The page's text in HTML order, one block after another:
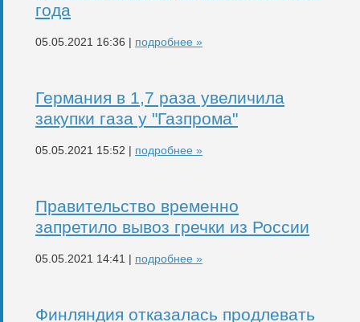
года
05.05.2021 16:36 | подробнее »
Германия в 1,7 раза увеличила
закупки газа у "Газпрома"
05.05.2021 15:52 | подробнее »
Правительство временно
запретило вывоз гречки из России
05.05.2021 14:41 | подробнее »
Финляндия отказалась продлевать